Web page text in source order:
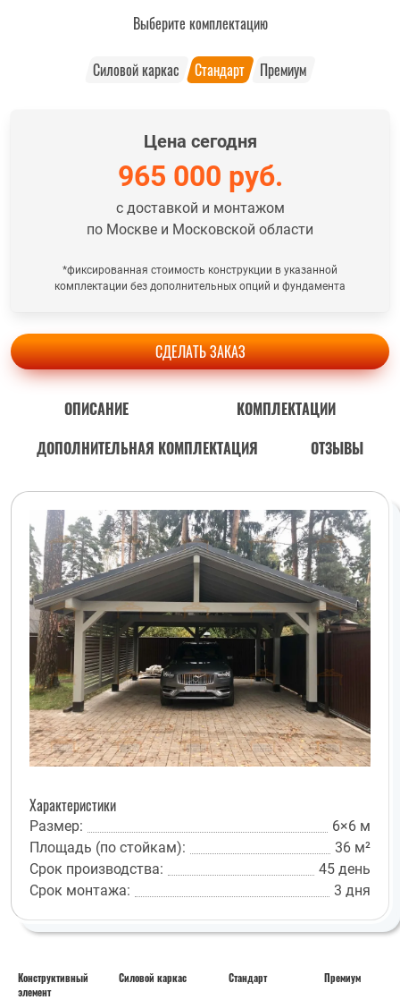
Выберите комплектацию
Силовой каркас Стандарт Премиум
Цена сегодня
965 000 руб.
с доставкой и монтажом
по Москве и Московской области
*фиксированная стоимость конструкции в указанной
комплектации без дополнительных опций и фундамента
СДЕЛАТЬ ЗАКАЗ
ОПИСАНИЕ
КОМПЛЕКТАЦИИ
ДОПОЛНИТЕЛЬНАЯ КОМПЛЕКТАЦИЯ
ОТЗЫВЫ
Характеристики
Размер:
6×6 м
Площадь (по стойкам):
36 м²
Срок производства:
45 день
Срок монтажа:
3 дня
Конструктивный
элемент
Силовой каркас Стандарт Премиум